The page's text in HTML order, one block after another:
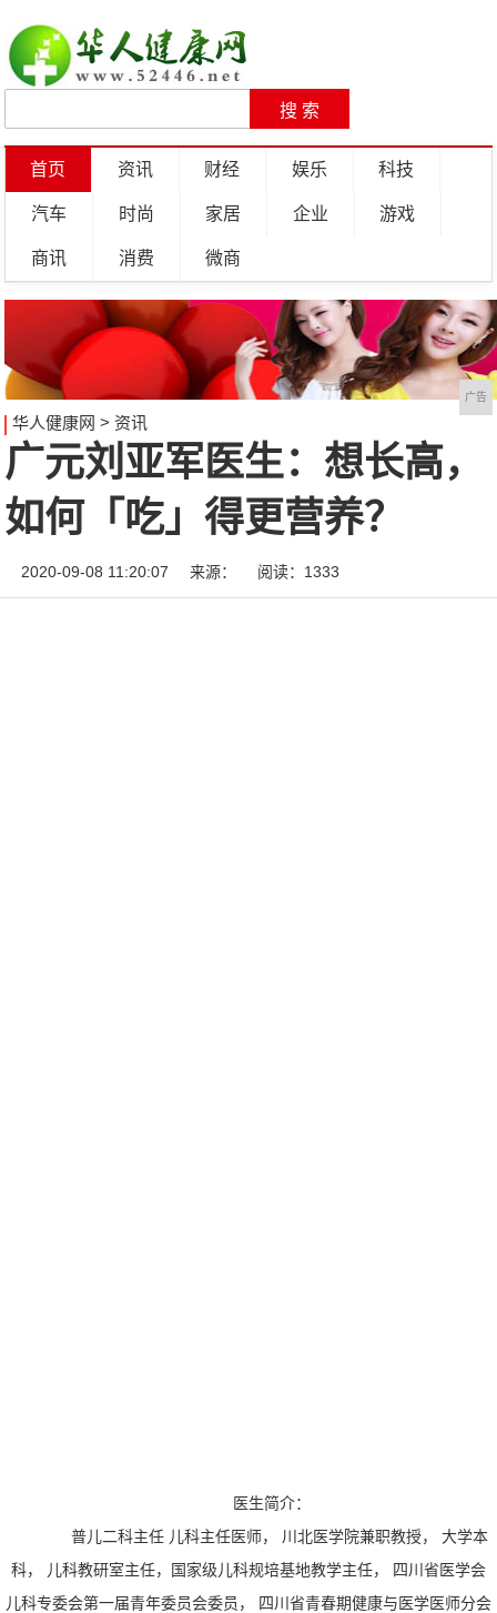
首页 资讯 财经 娱乐 科技
汽车 时尚 家居 企业 游戏
商讯 消费 微商
广告
华人健康网 > 资讯
广元刘亚军医生：想长高，
如何「吃」得更营养？
2020-09-08 11:20:07 来源： 阅读：1333
医生简介：
普儿二科主任 儿科主任医师， 川北医学院兼职教授， 大学本
科， 儿科教研室主任，国家级儿科规培基地教学主任， 四川省医学会
儿科专委会第一届青年委员会委员， 四川省青春期健康与医学医师分会